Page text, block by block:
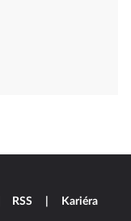
RSS Kariéra